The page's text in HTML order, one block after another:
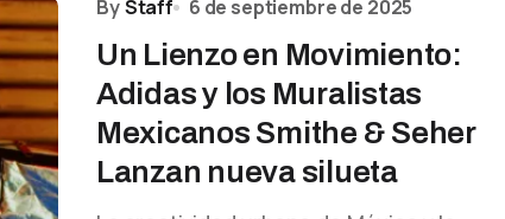
ByStaff 6 de septiembre de 2025
Un Lienzo en Movimiento:
Adidas y los Muralistas
Mexicanos Smithe & Seher
Lanzan nueva silueta